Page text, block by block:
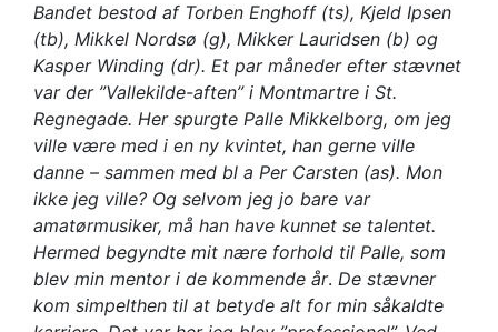
Bandet bestod af Torben Enghoff (ts), Kjeld Ipsen
(tb), Mikkel Nordsø (g), Mikker Lauridsen (b) og
Kasper Winding (dr). Et par måneder efter stævnet
var der ”Vallekilde-aften” i Montmartre i St.
Regnegade. Her spurgte Palle Mikkelborg, om jeg
ville være med i en ny kvintet, han gerne ville
danne – sammen med bl a Per Carsten (as). Mon
ikke jeg ville? Og selvom jeg jo bare var
amatørmusiker, må han have kunnet se talentet.
Hermed begyndte mit nære forhold til Palle, som
blev min mentor i de kommende år. De stævner
kom simpelthen til at betyde alt for min såkaldte